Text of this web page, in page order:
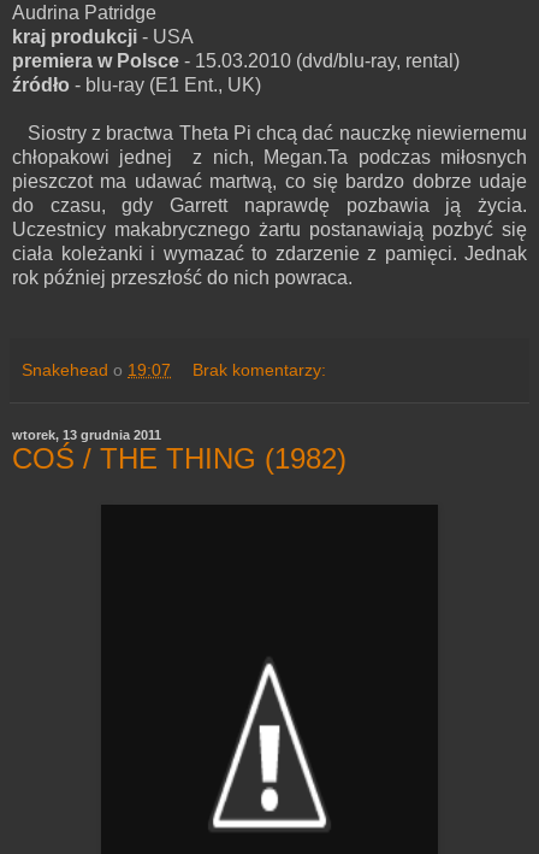
Audrina Patridge
kraj produkcji - USA
premiera w Polsce - 15.03.2010 (dvd/blu-ray, rental)
źródło - blu-ray (E1 Ent., UK)
Siostry z bractwa Theta Pi chcą dać nauczkę niewiernemu
chłopakowi jednej z nich, Megan.Ta podczas miłosnych
pieszczot ma udawać martwą, co się bardzo dobrze udaje
do czasu, gdy Garrett naprawdę pozbawia ją życia.
Uczestnicy makabrycznego żartu postanawiają pozbyć się
ciała koleżanki i wymazać to zdarzenie z pamięci. Jednak
rok później przeszłość do nich powraca.
Snakehead o 19:07 Brak komentarzy:
wtorek, 13 grudnia 2011
COŚ / THE THING (1982)